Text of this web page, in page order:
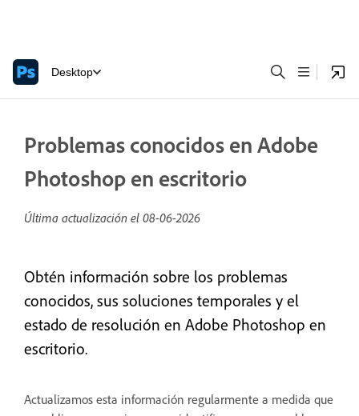
Desktop
Problemas conocidos en Adobe
Photoshop en escritorio
Última actualización el 08-06-2026
Obtén información sobre los problemas
conocidos, sus soluciones temporales y el
estado de resolución en Adobe Photoshop en
escritorio.
Actualizamos esta información regularmente a medida que